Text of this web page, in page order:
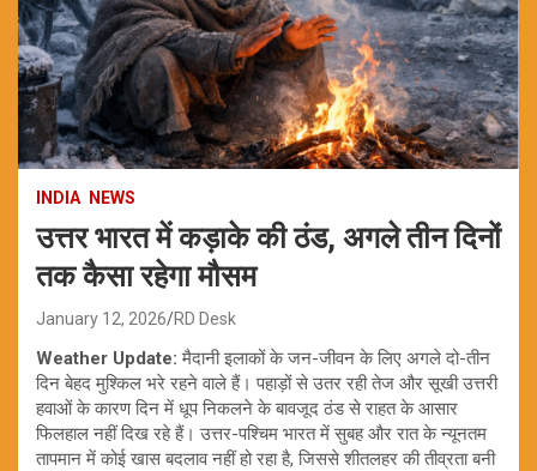
INDIA NEWS
उत्तर भारत में कड़ाके की ठंड, अगले तीन दिनों
तक कैसा रहेगा मौसम
January 12, 2026 RD Desk
Weather Update: मैदानी इलाकों के जन-जीवन के लिए अगले दो-तीन
दिन बेहद मुश्किल भरे रहने वाले हैं। पहाड़ों से उतर रही तेज और सूखी उत्तरी
हवाओं के कारण दिन में धूप निकलने के बावजूद ठंड से राहत के आसार
फिलहाल नहीं दिख रहे हैं। उत्तर-पश्चिम भारत में सुबह और रात के न्यूनतम
तापमान में कोई खास बदलाव नहीं हो रहा है, जिससे शीतलहर की तीव्रता बनी